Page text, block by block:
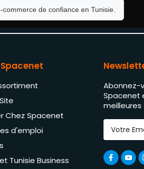
commerce de confiance en Tunisie.
Spacenet
Chez Spacenet
d'emploi
Tunisie Business
Abonnez-
Spacenet
meilleures